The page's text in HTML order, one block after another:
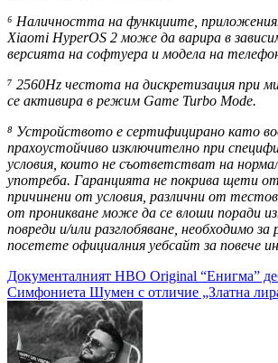
⁶ Наличността на функциите,
Xiaomi HyperOS 2 може да варира в
версията на софтуера и модела на
⁷ 2560Hz честота на дискретизация при
се активира в режим Game Turbo Mode.
⁸ Устройството е сертифицирано като
прахоустойчиво изключително при
условия, които не съответстват на
употреба. Гаранцията не покрива щети
причинени от условия, различни от
от проникване може да се влоши поради
повреди и/или разглобяване, необходимо
посетете официалния уебсайт за повече
Навигация
Документалният HBO Original “Енигма”
Симфониета Шумен с отличие „Златна